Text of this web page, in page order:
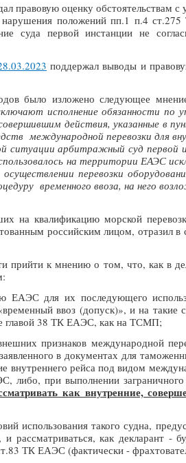
правовую оценку обстоятельствам
нарушения положений пп.1 п.4
первой инстанции не
поддержал выводы и
было изложено следующее
исполнение обязанности по
действия, указанные в пун
международной перевозки для
ситуации арбитражный суд первой
на территории ЕАЭС
перевозки
временного ввоза, на него
на квалификацию морской
российским лицом, отразил
прийти к мнению о том, что, как в
для их последующего
ввоз (допуск)», и на такие
главой 38 ТК ЕАЭС, как на ТСМП;
признаков международной
в документах для
внутреннего рейса под видом
либо, при выполнении
как внутренние,
использования такого судна,
как декларант -
ст.83 ТК ЕАЭС (фактически -